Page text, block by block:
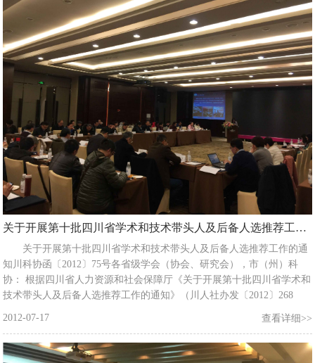
关于开展第十批四川省学术和技术带头人及后备人选推荐工作的通知
关于开展第十批四川省学术和技术带头人及后备人选推荐工作的通
知川科协函〔2012〕75号各省级学会（协会、研究会），市（州）科
协： 根据四川省人力资源和社会保障厅《关于开展第十批四川省学术和
技术带头人及后备人选推荐工作的通知》（川人社办发〔2012〕268
备人选推荐工作。现将有关事项通知如下：一、推荐条件 （一）省学术
和技术带头人推荐条件 省学术和技术带头人（以下简称“带头人”）推
2012-07-17 查看详细>>